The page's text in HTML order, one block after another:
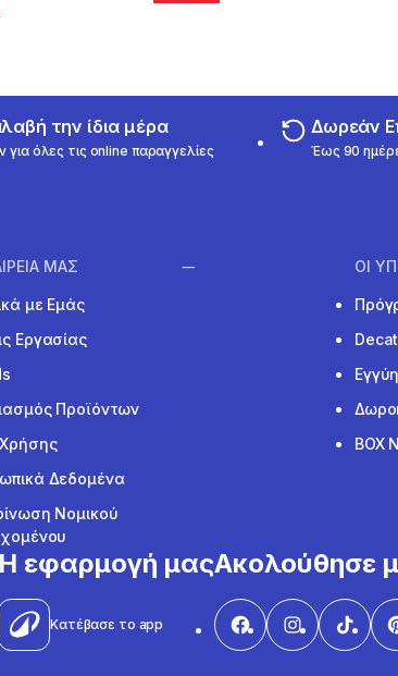
την ίδια μέρα
όλες τις online παραγγελίες
Δωρεάν
Έως 90
ΜΑΣ
με Εμάς
Εργασίας
Προϊόντων
Δεδομένα
Νομικού
ΟΙ
BOX
Η εφαρμογή μας
Κατέβασε το app
Ακολούθησε